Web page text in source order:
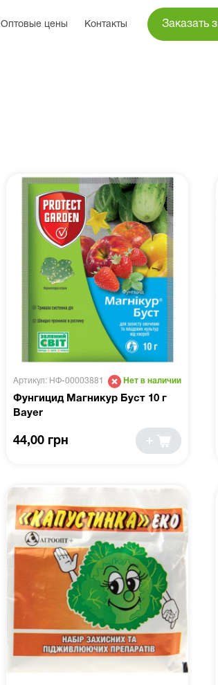
Оптовые цены Контакты Заказать
Артикул: НФ-00003881 Нет в наличии
Фунгицид Магникур Буст 10 г
Bayer
44,00 грн